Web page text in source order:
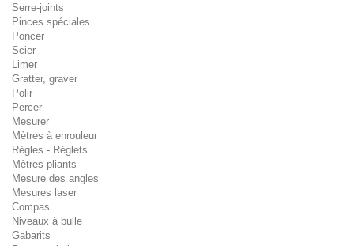
Serre-joints
Pinces spéciales
Poncer
Scier
Limer
Gratter, graver
Polir
Percer
Mesurer
Mètres à enrouleur
Règles - Réglets
Mètres pliants
Mesure des angles
Mesures laser
Compas
Niveaux à bulle
Gabarits